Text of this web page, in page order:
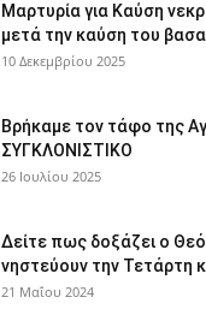
Μαρτυρία για Καύση
μετά την καύση του
10 Δεκεμβρίου 2025
Βρήκαμε τον τάφο της
ΣΥΓΚΛΟΝΙΣΤΙΚΟ
26 Ιουλίου 2025
Δείτε πως δοξάζει ο
νηστεύουν την Τετάρτη
21 Μαΐου 2024